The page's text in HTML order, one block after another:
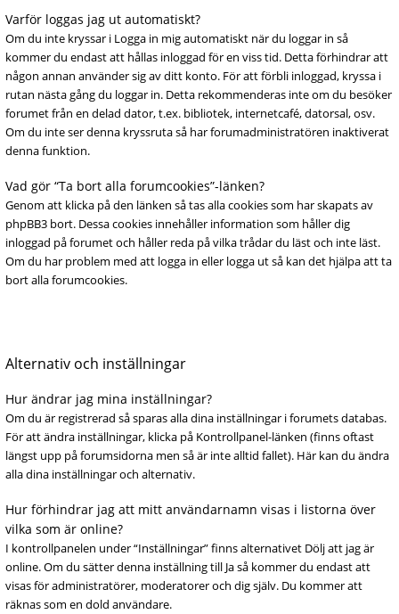
Varför loggas jag ut automatiskt?
Om du inte kryssar i Logga in mig automatiskt när du loggar in så
kommer du endast att hållas inloggad för en viss tid. Detta förhindrar att
någon annan använder sig av ditt konto. För att förbli inloggad, kryssa i
rutan nästa gång du loggar in. Detta rekommenderas inte om du besöker
forumet från en delad dator, t.ex. bibliotek, internetcafé, datorsal, osv.
Om du inte ser denna kryssruta så har forumadministratören inaktiverat
denna funktion.
Vad gör “Ta bort alla forumcookies”-länken?
Genom att klicka på den länken så tas alla cookies som har skapats av
phpBB3 bort. Dessa cookies innehåller information som håller dig
inloggad på forumet och håller reda på vilka trådar du läst och inte läst.
Om du har problem med att logga in eller logga ut så kan det hjälpa att ta
bort alla forumcookies.
Alternativ och inställningar
Hur ändrar jag mina inställningar?
Om du är registrerad så sparas alla dina inställningar i forumets databas.
För att ändra inställningar, klicka på Kontrollpanel-länken (finns oftast
längst upp på forumsidorna men så är inte alltid fallet). Här kan du ändra
alla dina inställningar och alternativ.
Hur förhindrar jag att mitt användarnamn visas i listorna över
vilka som är online?
I kontrollpanelen under “Inställningar” finns alternativet Dölj att jag är
online. Om du sätter denna inställning till Ja så kommer du endast att
visas för administratörer, moderatorer och dig själv. Du kommer att
räknas som en dold användare.